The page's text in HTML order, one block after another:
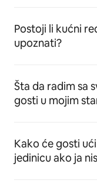
Postoji li kućni
upoznati?
Šta da radim sa
gosti u mojim
Kako će gosti
jedinicu ako ja